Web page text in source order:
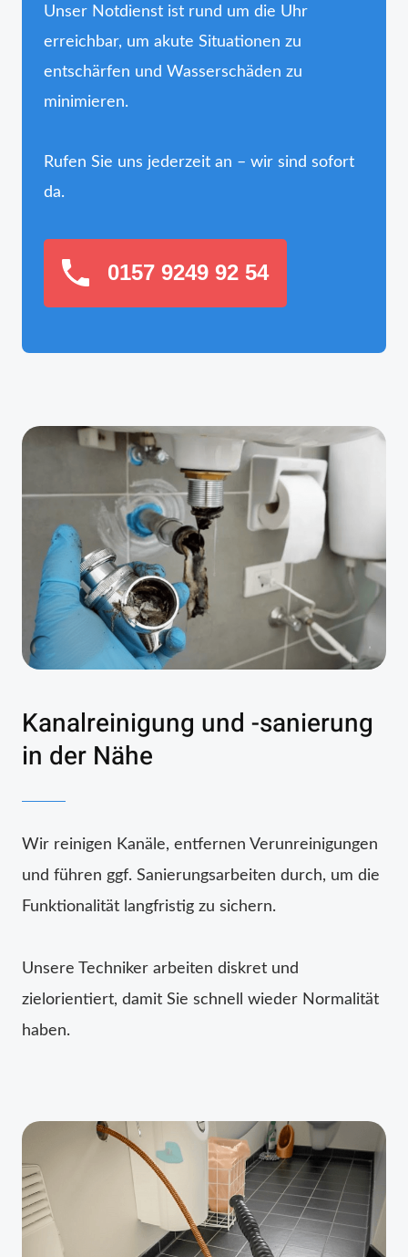
Unser Notdienst ist rund um die Uhr
erreichbar, um akute Situationen zu
entschärfen und Wasserschäden zu
minimieren.
Rufen Sie uns jederzeit an – wir sind sofort
da.
0157 9249 92 54
Kanalreinigung und -sanierung
in der Nähe
Wir reinigen Kanäle, entfernen Verunreinigungen
und führen ggf. Sanierungsarbeiten durch, um die
Funktionalität langfristig zu sichern.
Unsere Techniker arbeiten diskret und
zielorientiert, damit Sie schnell wieder Normalität
haben.